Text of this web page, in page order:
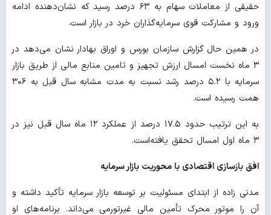
حقیقی از معاملات سهام به ۶۳ درصد رسید که نشان‌دهنده ادامه
ورود و مشارکت قوی سرمایه‌گذاران خرد در بازار است.
در همین حال گزارش سازمان بورس و اوراق بهادار نشان می‌دهد در
۳ ماه نخست امسال ارزش تجهیز و تامین منابع مالی از طریق بازار
سرمایه با ۵.۲ درصد رشد نسبت به مدت مشابه سال قبل به ۳۰۶
همت رسیده است.
به این ترتیب حدود ۱۷.۵ درصد از عملکرد ۱۲ ماه سال قبل نیز در
۳ ماه اول امسال تحقق یافته‌است.
افق بازسازی اقتصادی با محوریت بازار سرمایه
مدنی زاده از ابتدای مسئولیت بر توسعه بازار سرمایه تأکید داشته و
آن را موتور محرک تأمین مالی غیرتورمی می‌داند. برنامه‌های او